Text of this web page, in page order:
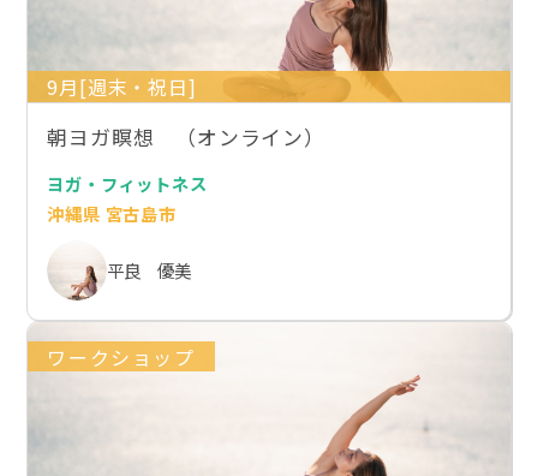
9月[週末・祝日]
朝ヨガ瞑想 （オンライン）
ヨガ・フィットネス
沖縄県 宮古島市
平良 優美
ワークショップ